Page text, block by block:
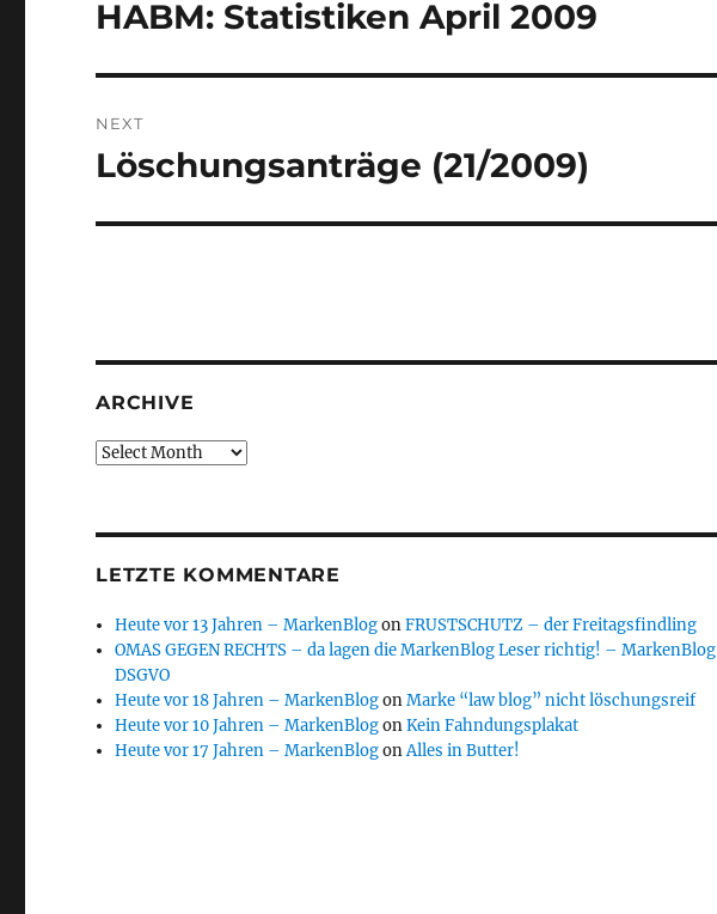
Previous
HABM: Statistiken April 2009
NEXT
Next
Löschungsanträge (21/2009)
ARCHIVE
Archive
LETZTE KOMMENTARE
Heute vor 13 Jahren – MarkenBlogonFRUSTSCHUTZ – der Freitagsfindling
OMAS GEGEN RECHTS – da lagen die MarkenBlog Leser richtig! – MarkenBlog
DSGVO
Heute vor 18 Jahren – MarkenBlogonMarke “law blog” nicht löschungsreif
Heute vor 10 Jahren – MarkenBlogonKein Fahndungsplakat
Heute vor 17 Jahren – MarkenBlogonAlles in Butter!